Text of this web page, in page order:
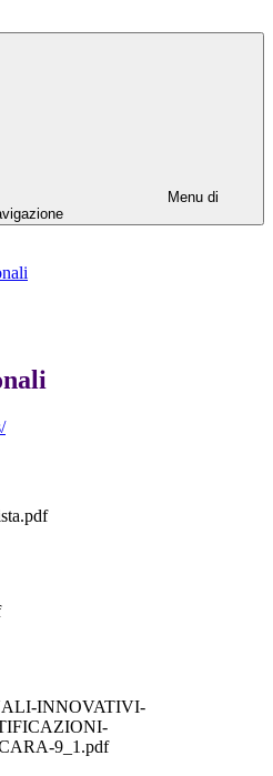
Menu di
INNOVATIVI-
9_1.pdf